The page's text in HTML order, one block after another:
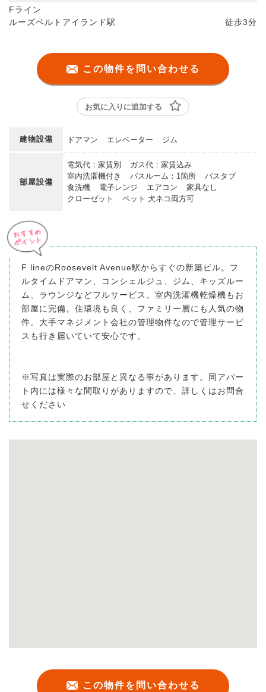
Fライン
ルーズベルトアイランド駅
徒歩3分
この物件を問い合わせる
お気に入りに追加する
建物設備 ドアマン エレベーター ジム
部屋設備
電気代：家賃別
ガス代：家賃込み
室内洗濯機付き
バスルーム：1箇所
バスタブ
食洗機
電子レンジ エアコン
家具なし
クローゼット
ペット 犬ネコ両方可
F lineのRoosevelt Avenue駅からすぐの新築ビル。フ
ルタイムドアマン、コンシェルジュ、ジム、キッズルー
ム、ラウンジなどフルサービス。室内洗濯機乾燥機もお
部屋に完備。住環境も良く、ファミリー層にも人気の物
件。大手マネジメント会社の管理物件なので管理サービ
スも行き届いていて安心です。
※写真は実際のお部屋と異なる事があります。同アパー
ト内には様々な間取りがありますので、詳しくはお問合
せください
この物件を問い合わせる